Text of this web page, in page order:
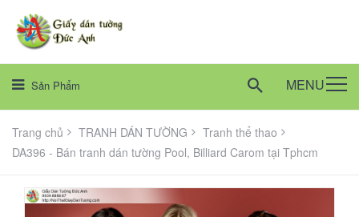
Sản Phẩm MENU
Trang chủ TRANH DÁN TƯỜNG
Tranh thể thao
DA396 - Bán tranh dán tường Pool, Billiard Carom tại Tphcm